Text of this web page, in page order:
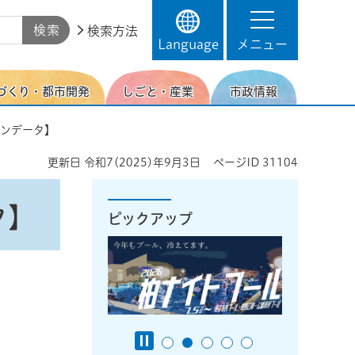
検索方法
Language
メニュー
くり・都市開発 しごと・産業 市政情報
データ】
更新日 令和7(2025)年9月3日 ページID 31104
ピックアップ